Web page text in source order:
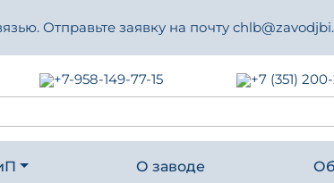
Отправьте заявку на почту
+7-958-149-77-15 +7 (351)
О заводе